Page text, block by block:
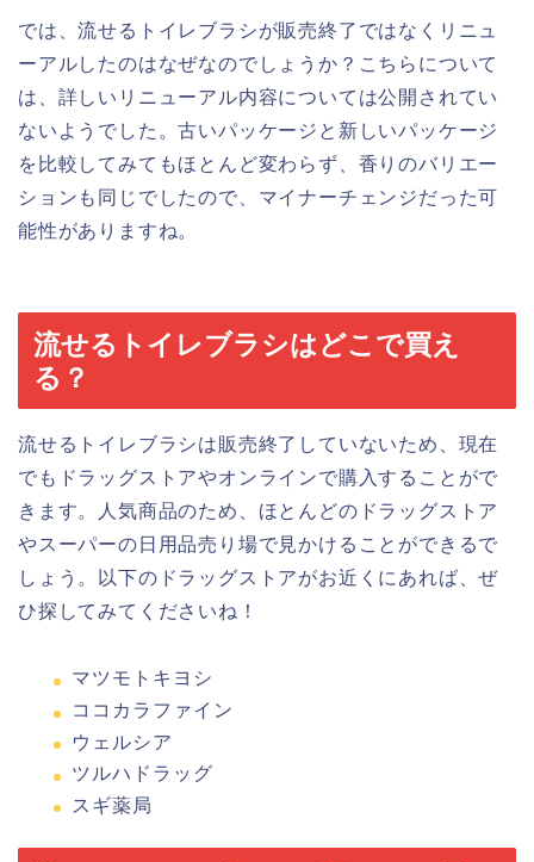
では、流せるトイレブラシが販売終了ではなくリニュ
ーアルしたのはなぜなのでしょうか？こちらについて
は、詳しいリニューアル内容については公開されてい
ないようでした。古いパッケージと新しいパッケージ
を比較してみてもほとんど変わらず、香りのバリエー
ションも同じでしたので、マイナーチェンジだった可
能性がありますね。
流せるトイレブラシはどこで買え
る？
流せるトイレブラシは販売終了していないため、現在
でもドラッグストアやオンラインで購入することがで
きます。人気商品のため、ほとんどのドラッグストア
やスーパーの日用品売り場で見かけることができるで
しょう。以下のドラッグストアがお近くにあれば、ぜ
ひ探してみてくださいね！
マツモトキヨシ
ココカラファイン
ウェルシア
ツルハドラッグ
スギ薬局